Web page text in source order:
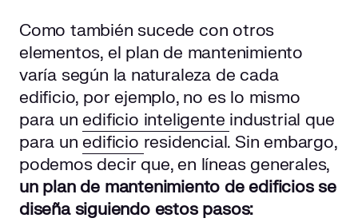
Como también sucede con otros
elementos, el plan de mantenimiento
varía según la naturaleza de cada
edificio, por ejemplo, no es lo mismo
para un edificio inteligente industrial que
para un edificio residencial. Sin embargo,
podemos decir que, en líneas generales,
un plan de mantenimiento de edificios se
diseña siguiendo estos pasos: